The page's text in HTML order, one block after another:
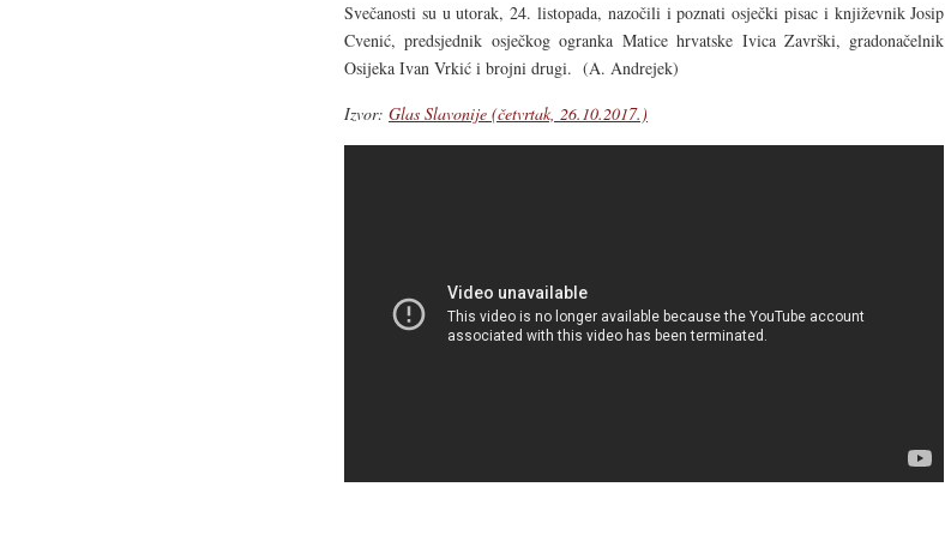
Svečanosti su u utorak, 24. listopada, nazočili i poznati osječki pisac i književnik Josip
Cvenić, predsjednik osječkog ogranka Matice hrvatske Ivica Završki, gradonačelnik
Osijeka Ivan Vrkić i brojni drugi. (A. Andrejek)
Izvor: Glas Slavonije (četvrtak, 26.10.2017.)